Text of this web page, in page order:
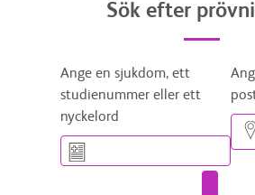
Sök efter
Ange en sjukdom, ett
studienummer eller ett
nyckelord